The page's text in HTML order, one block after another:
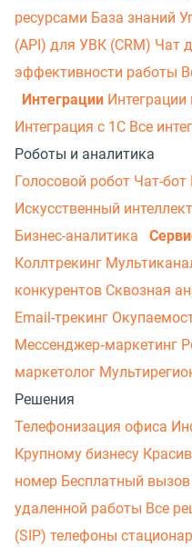
ресурсами База знаний
(API) для УВК (CRM) Чат
эффективности работы
Интеграции
Интеграция с 1С Все
Роботы и аналитика
Голосовой робот Чат-бот
Искусственный интеллект
Бизнес-аналитика
Коллтрекинг
конкурентов Сквозная
Email-трекинг
Мессенджер‑маркетинг
маркетолог
Решения
Телефонизация офиса
Крупному бизнесу
номер Бесплатный
удаленной работы Все
(SIP) телефоны